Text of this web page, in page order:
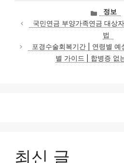
카
테
고
리
정보
국민연금 부양가족연금 대상
법
포경수술회복기간 | 연령별 예
별 가이드 | 합병증 없
최신 글